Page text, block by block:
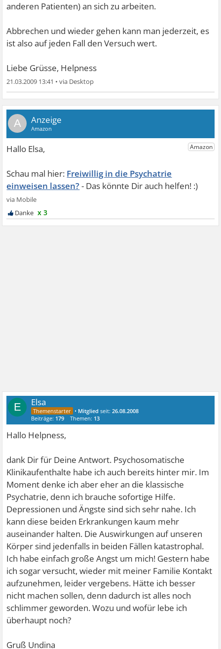
anderen Patienten) an sich zu arbeiten.
Abbrechen und wieder gehen kann man jederzeit, es
ist also auf jeden Fall den Versuch wert.
Liebe Grüsse, Helpness
21.03.2009 13:41 •
A
Freiwillig in die Psychatrie
einweisen lassen?
x 3
E Elsa
• Mitglied seit:26.08.2008
Beiträge: 179 Themen: 13
Hallo Helpness,
dank Dir für Deine Antwort. Psychosomatische
Klinikaufenthalte habe ich auch bereits hinter mir. Im
Moment denke ich aber eher an die klassische
Psychatrie, denn ich brauche sofortige Hilfe.
Depressionen und Ängste sind sich sehr nahe. Ich
kann diese beiden Erkrankungen kaum mehr
auseinander halten. Die Auswirkungen auf unseren
Körper sind jedenfalls in beiden Fällen katastrophal.
Ich habe einfach große Angst um mich! Gestern habe
ich sogar versucht, wieder mit meiner Familie Kontakt
aufzunehmen, leider vergebens. Hätte ich besser
nicht machen sollen, denn dadurch ist alles noch
schlimmer geworden. Wozu und wofür lebe ich
überhaupt noch?
Gruß Undina